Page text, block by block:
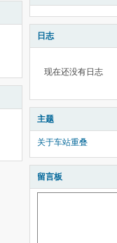
日志
现在还没有日志
主题
关于车站重叠
留言板